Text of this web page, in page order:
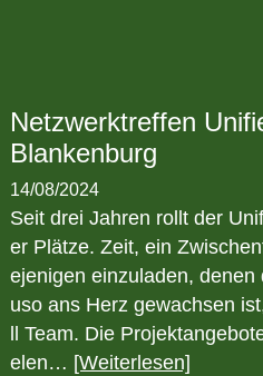
Netzwerktreffen
Blankenburg
14/08/2024
Seit drei Jahren rollt der
er Plätze. Zeit, ein
ejenigen einzuladen,
uso ans Herz gewachsen
ll Team. Die
elen… [Weiterlesen]